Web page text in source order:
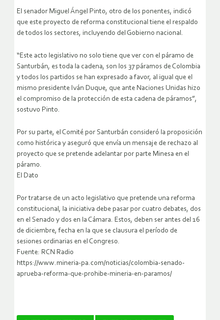
El senador Miguel Ángel Pinto, otro de los ponentes, indicó
que este proyecto de reforma constitucional tiene el respaldo
de todos los sectores, incluyendo del Gobierno nacional.
“Este acto legislativo no solo tiene que ver con el páramo de
Santurbán, es toda la cadena, son los 37 páramos de Colombia
y todos los partidos se han expresado a favor, al igual que el
mismo presidente Iván Duque, que ante Naciones Unidas hizo
el compromiso de la protección de esta cadena de páramos”,
sostuvo Pinto.
Por su parte, el Comité por Santurbán consideró la proposición
como histórica y aseguró que envía un mensaje de rechazo al
proyecto que se pretende adelantar por parte Minesa en el
páramo.
El Dato
Por tratarse de un acto legislativo que pretende una reforma
constitucional, la iniciativa debe pasar por cuatro debates, dos
en el Senado y dos en la Cámara. Estos, deben ser antes del 16
de diciembre, fecha en la que se clausura el período de
sesiones ordinarias en el Congreso.
Fuente: RCN Radio
https://www.mineria-pa.com/noticias/colombia-senado-
aprueba-reforma-que-prohibe-mineria-en-paramos/